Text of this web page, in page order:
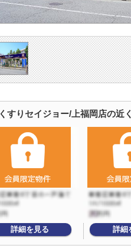
くすりセイジョー/上福岡店の近
詳細を見る 詳細